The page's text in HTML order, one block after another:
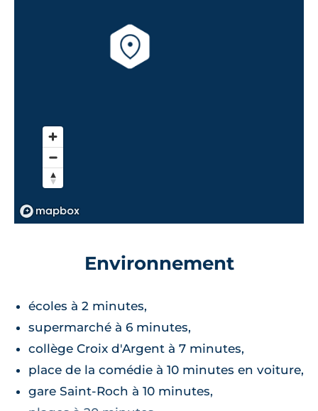
Environnement
écoles à 2 minutes,
supermarché à 6 minutes,
collège Croix d'Argent à 7 minutes,
place de la comédie à 10 minutes en voiture,
gare Saint-Roch à 10 minutes,